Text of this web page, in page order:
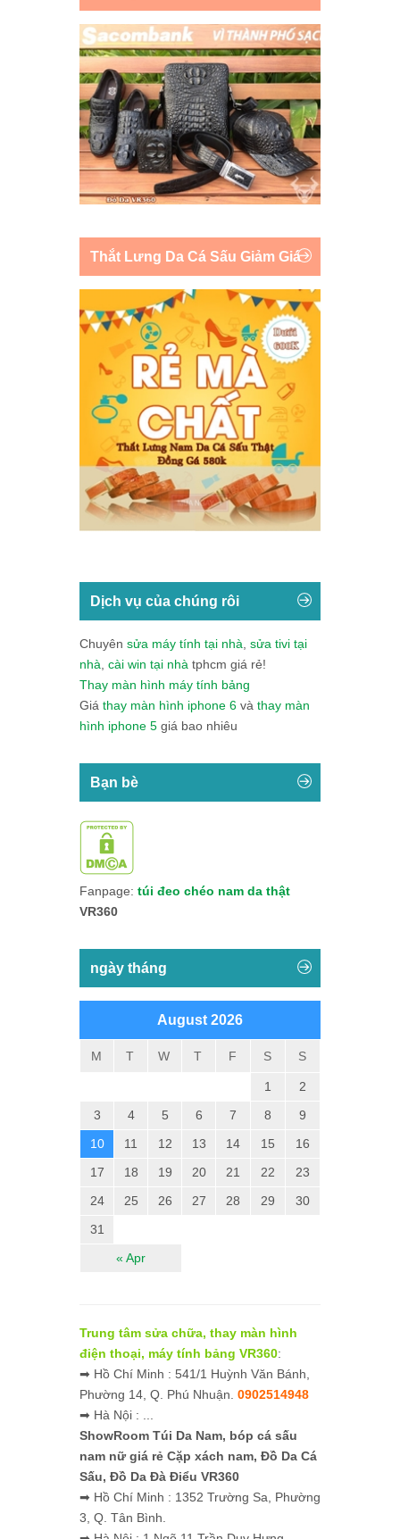
Thắt Lưng Da Cá Sấu Giảm Giá
Dịch vụ của chúng rôi
Chuyên sửa máy tính tại nhà sửa tivi tại
nhà cài win tại nhà tphcm giá rẻ!
Thay màn hình máy tính bảng
Giá thay màn hình iphone 6 và thay màn
hình iphone 5 giá bao nhiêu
Bạn bè
Fanpage: túi đeo chéo nam da thật
VR360
ngày tháng
August 2026
M T W T F S S
« Apr
1
2
3
4 5 6 7 8
9
10
11 12 13 14 15
16
17
18 19 20 21 22
23
24
25 26 27 28 29
30
31
Trung tâm sửa chữa, thay màn hình
điện thoại, máy tính bảng VR360:
➡ Hồ Chí Minh : 541/1 Huỳnh Văn Bánh,
Phường 14, Q. Phú Nhuận. 0902514948
➡ Hà Nội : ...
ShowRoom Túi Da Nam, bóp cá sấu
nam nữ giá rẻ Cặp xách nam, Đồ Da Cá
Sấu, Đồ Da Đà Điểu VR360
➡ Hồ Chí Minh : 1352 Trường Sa, Phường
3, Q. Tân Bình.